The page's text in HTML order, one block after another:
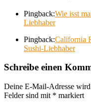
Pingback:Wie isst
Liebhaber
Pingback:California
Sushi-Liebhaber
Schreibe einen
Deine E-Mail-Adresse
Felder sind mit * markiert